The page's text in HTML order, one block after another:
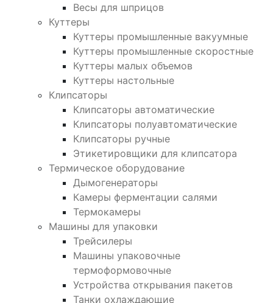
Весы для шприцов
Куттеры
Куттеры промышленные вакуумные
Куттеры промышленные скоростные
Куттеры малых объемов
Куттеры настольные
Клипсаторы
Клипсаторы автоматические
Клипсаторы полуавтоматические
Клипсаторы ручные
Этикетировщики для клипсатора
Термическое оборудование
Дымогенераторы
Камеры ферментации салями
Термокамеры
Машины для упаковки
Трейсилеры
Машины упаковочные
термоформовочные
Устройства открывания пакетов
Танки охлаждающие